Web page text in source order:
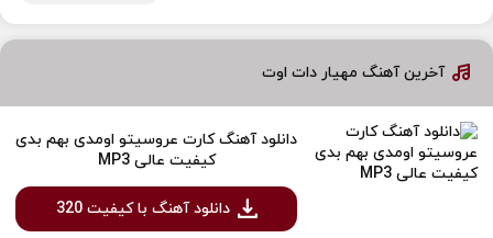
آخرین آهنگ مهیار دات اوت
دانلود آهنگ کارت عروسیتو اومدی بهم بدی
کیفیت عالی MP3
دانلود آهنگ با کیفیت 320